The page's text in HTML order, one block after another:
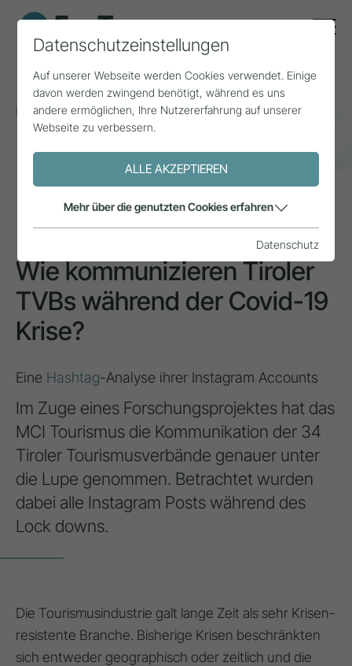
Home Themen
Smart Tourism
Wie kommunizieren Tiroler TVBs während der Covid-
19 Krise?
PROJEKT
Wie kommunizieren Tiroler
TVBs während der Covid-19
Krise?
Eine Hashtag-Analyse ihrer Instagram Accounts
Im Zuge eines Forschungsprojektes hat das
MCI Tourismus die Kommunikation der 34
Tiroler Tourismusverbände genauer unter
die Lupe genommen. Betrachtet wurden
dabei alle Instagram Posts während des
Lock downs.
Die Tourismusindustrie galt lange Zeit als sehr Krisen-
resistente Branche. Bisherige Krisen beschränkten
sich entweder geographisch oder zeitlich und die
Datenschutzeinstellungen
Auf unserer Webseite werden Cookies verwendet. Einige
davon werden zwingend benötigt, während es uns
andere ermöglichen, Ihre Nutzererfahrung auf unserer
Webseite zu verbessern.
ALLE AKZEPTIEREN
Mehr über die genutzten Cookies erfahren
Datenschutz